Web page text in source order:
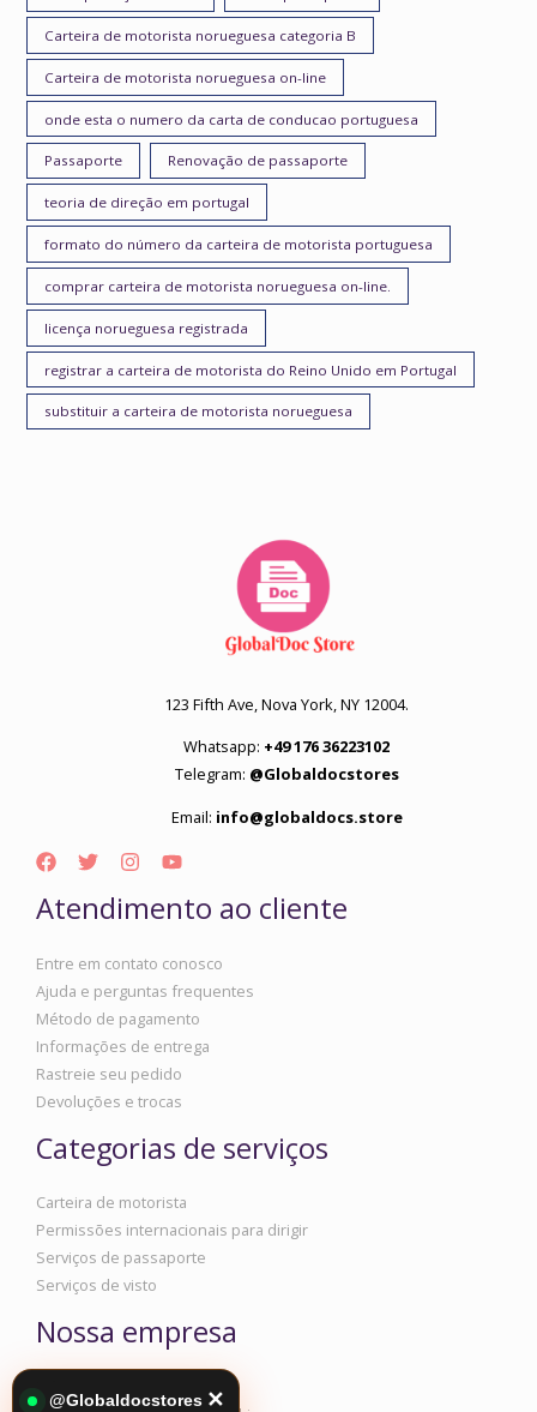
Carteira de motorista norueguesa categoria B
Carteira de motorista norueguesa on-line
onde esta o numero da carta de conducao portuguesa
Passaporte Renovação de passaporte
teoria de direção em portugal
formato do número da carteira de motorista portuguesa
comprar carteira de motorista norueguesa on-line.
licença norueguesa registrada
registrar a carteira de motorista do Reino Unido em Portugal
substituir a carteira de motorista norueguesa
123 Fifth Ave, Nova York, NY 12004.
Whatsapp: +49 176 36223102
Telegram: @Globaldocstores
Email: info@globaldocs.store
Atendimento ao cliente
Entre em contato conosco
Ajuda e perguntas frequentes
Método de pagamento
Informações de entrega
Rastreie seu pedido
Devoluções e trocas
Categorias de serviços
Carteira de motorista
Permissões internacionais para dirigir
Serviços de passaporte
Serviços de visto
Nossa empresa
Informações corporativas
@Globaldocstores ✕